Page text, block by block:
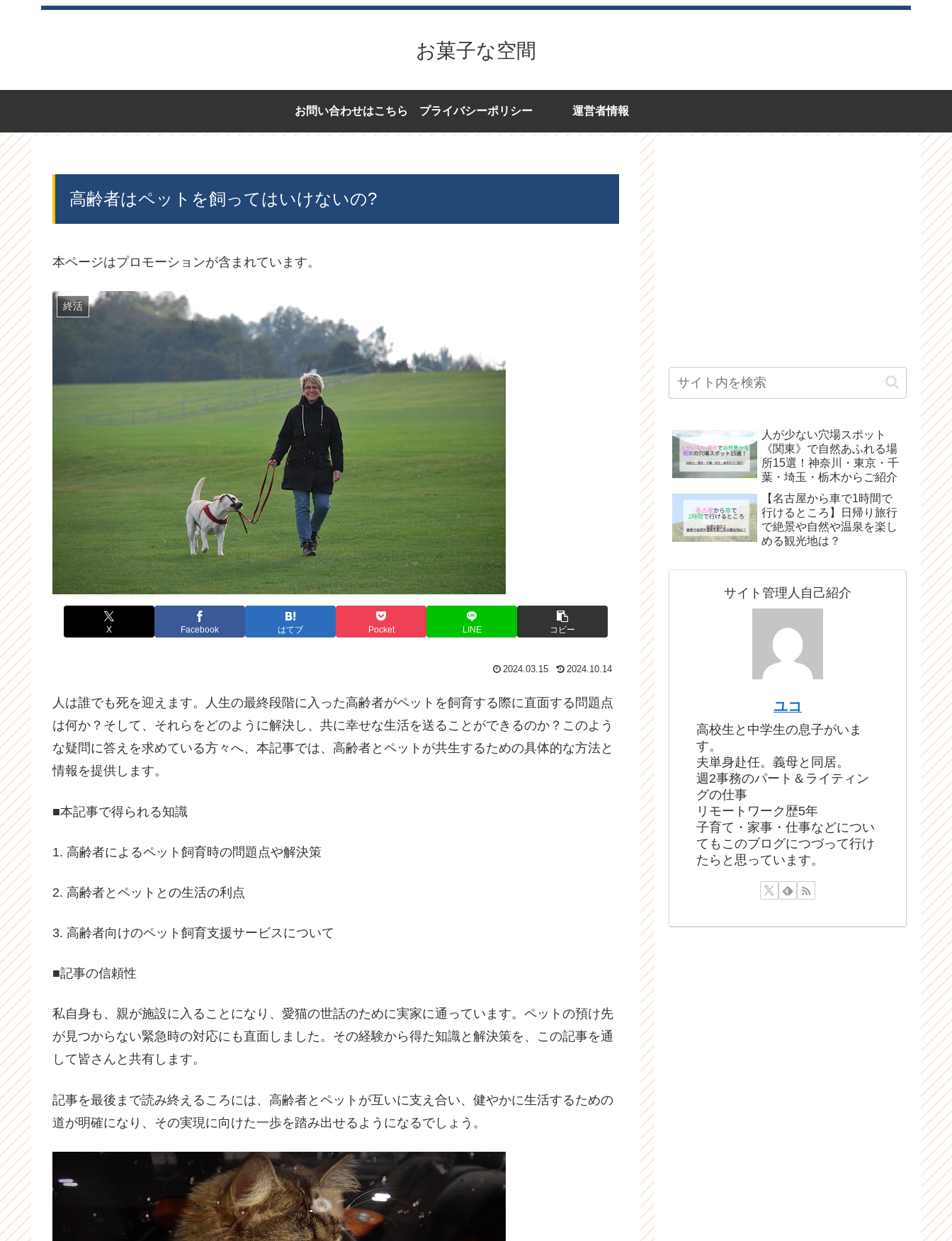
お菓子な空間
お問い合わせはこちら プライバシーポリシー 運営者情報
高齢者はペットを飼ってはいけないの?
本ページはプロモーションが含まれています。
終活
X Facebook はてブ Pocket LINE コピー
2024.03.15 2024.10.14
人は誰でも死を迎えます。人生の最終段階に入った高齢者がペットを飼育する際に直面する問題点
は何か？そして、それらをどのように解決し、共に幸せな生活を送ることができるのか？このよう
な疑問に答えを求めている方々へ、本記事では、高齢者とペットが共生するための具体的な方法と
情報を提供します。
■本記事で得られる知識
1. 高齢者によるペット飼育時の問題点や解決策
2. 高齢者とペットとの生活の利点
3. 高齢者向けのペット飼育支援サービスについて
■記事の信頼性
私自身も、親が施設に入ることになり、愛猫の世話のために実家に通っています。ペットの預け先
が見つからない緊急時の対応にも直面しました。その経験から得た知識と解決策を、この記事を通
して皆さんと共有します。
記事を最後まで読み終えるころには、高齢者とペットが互いに支え合い、健やかに生活するための
道が明確になり、その実現に向けた一歩を踏み出せるようになるでしょう。
人が少ない穴場スポット
《関東》で自然あふれる場
所15選！神奈川・東京・千
葉・埼玉・栃木からご紹介
【名古屋から車で1時間で
行けるところ】日帰り旅行
で絶景や自然や温泉を楽し
める観光地は？
サイト管理人自己紹介
ユコ
高校生と中学生の息子がいま
す。
夫単身赴任。義母と同居。
週2事務のパート＆ライティン
グの仕事
リモートワーク歴5年
子育て・家事・仕事などについ
てもこのブログにつづって行け
たらと思っています。